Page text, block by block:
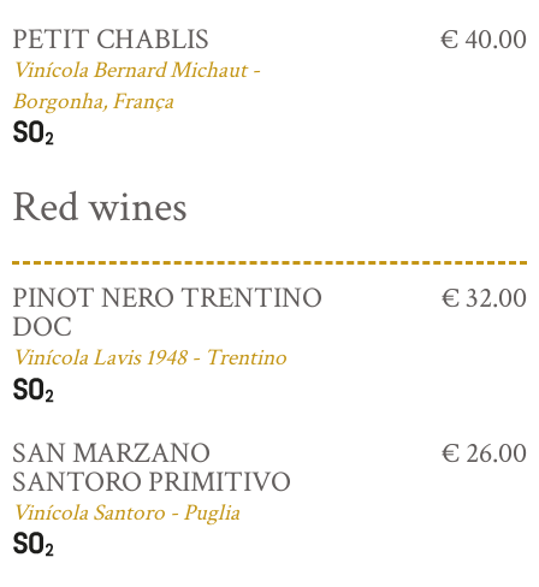
PETIT CHABLIS
Vinícola Bernard Michaut -
Borgonha, França
€ 40.00
Red wines
PINOT NERO TRENTINO
DOC
Vinícola Lavis 1948 - Trentino
€ 32.00
SAN MARZANO
SANTORO PRIMITIVO
Vinícola Santoro - Puglia
€ 26.00